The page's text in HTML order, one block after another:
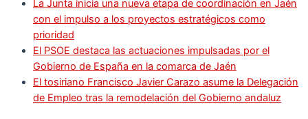
La Junta inicia una nueva etapa de coordinación en Jaén
con el impulso a los proyectos estratégicos como
prioridad
El PSOE destaca las actuaciones impulsadas por el
Gobierno de España en la comarca de Jaén
El tosiriano Francisco Javier Carazo asume la Delegación
de Empleo tras la remodelación del Gobierno andaluz